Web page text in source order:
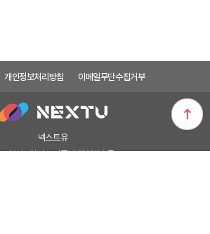
개인정보처리방침 이메일무단수집거부
넥스트유
본사 : 경기도 파주시 탄현방촌로 1132-37